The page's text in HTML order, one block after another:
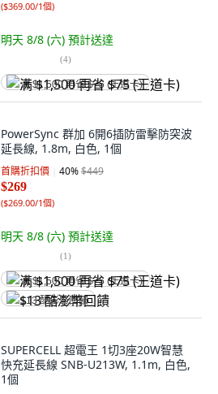
($369.00/1個)
明天 8/8 (六) 預計送達
(4)
满 $1,500 再省 $75 (王道卡)
PowerSync 群加 6開6插防雷擊防突波
延長線, 1.8m, 白色, 1個
首購折扣價 40%$449
$269
($269.00/1個)
明天 8/8 (六) 預計送達
(1)
满 $1,500 再省 $75 (王道卡)
$13 酷澎幣回饋
SUPERCELL 超電王 1切3座20W智慧
快充延長線 SNB-U213W, 1.1m, 白色,
1個